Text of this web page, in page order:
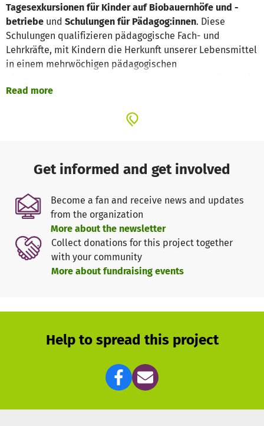
Tagesexkursionen für Kinder auf Biobauernhöfe und -
betriebe und Schulungen für Pädagog:innen. Diese
Schulungen qualifizieren pädagogische Fach- und
Lehrkräfte, mit Kindern die Herkunft unserer Lebensmittel
in einem mehrwöchigen pädagogischen
Fachkräfte aktiv dabei, gemeinsam mit den Kindern zu
nachhaltige Ernährung direkt in die Familien. Wir bieten
Kochworkshops für Familien in benachteiligten
Lebenslagen an
zeigen, wie man gesund und lecker kocht und dabei die
Beteiligung seiner Kinder am Kochen fördert.
Das alles machen wir nicht trocken und theoretisch,
sondern
echt, nah und praktisch
Kinder, die in Erinnerung bleiben und wirken!
weitreichende Folgen:
unsere Erfahrungen in der Kindheit
entscheiden mit, wie wir später essen und beeinflussen
unsere Gewohnheiten und damit unsere Gesundheit. Mit
unserer Arbeit sorgen wir dafür, dass Kinder selbst
erleben, wie gutes Essen schmeckt, wo es herkommt und
Read more
Get informed and get involved
Become a fan and receive news and updates
from the organization
More about the newsletter
Collect donations for this project together
with your community
More about fundraising events
Help to spread this project